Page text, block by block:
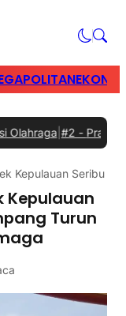
|#2 -Prabowo
Kepulauan Seribu
Kepulauan
Turun